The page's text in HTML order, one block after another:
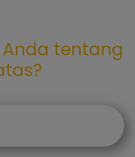
tentang